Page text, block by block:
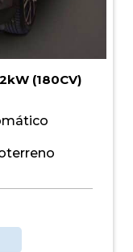
(180CV)